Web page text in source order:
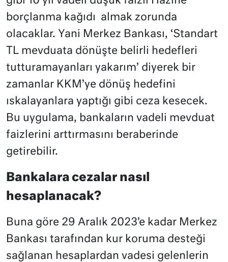
borçlanma kağıdı almak zorunda
olacaklar. Yani Merkez Bankası, ‘Standart
TL mevduata dönüşte belirli hedefleri
tutturamayanları yakarım’ diyerek bir
zamanlar KKM’ye dönüş hedefini
ıskalayanlara yaptığı gibi ceza kesecek.
Bu uygulama, bankaların vadeli mevduat
faizlerini arttırmasını beraberinde
getirebilir.
Bankalara cezalar nasıl
hesaplanacak?
Buna göre 29 Aralık 2023’e kadar Merkez
Bankası tarafından kur koruma desteği
sağlanan hesaplardan vadesi gelenlerin